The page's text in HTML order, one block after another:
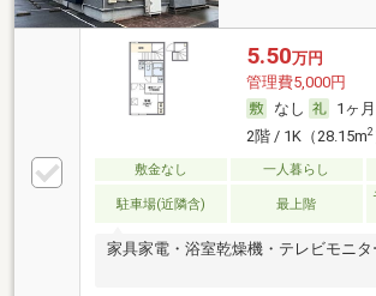
5.50万円
管理費5,000円
なし
1ヶ月
2階 / 1K（28.15m2
敷金なし 一人暮らし
駐車場(近隣含) 最上階
家具家電・浴室乾燥機・テレビモニ